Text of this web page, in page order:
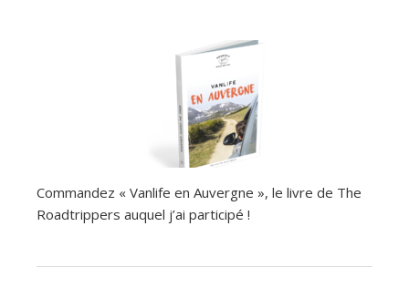
Commandez « Vanlife en Auvergne », le livre de The
Roadtrippers auquel j’ai participé !